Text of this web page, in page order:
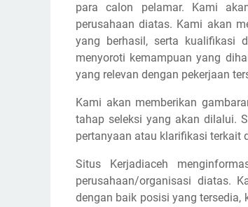
para calon pelamar. Kami
perusahaan diatas. Kami akan
yang berhasil, serta kualifikasi
menyoroti kemampuan yang
yang relevan dengan pekerjaan
Kami akan memberikan
tahap seleksi yang akan dilalui.
pertanyaan atau klarifikasi terkait
Situs Kerjadiaceh
perusahaan/organisasi diatas.
dengan baik posisi yang